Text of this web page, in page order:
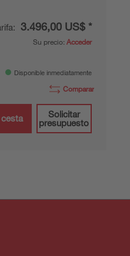
3.496,00 US$ *
Su precio: Acceder
Disponible inmediatamente
Comparar
cesta
Solicitar
presupuesto